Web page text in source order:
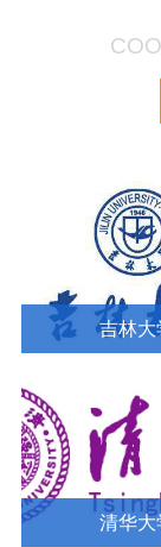
吉林大
清华大